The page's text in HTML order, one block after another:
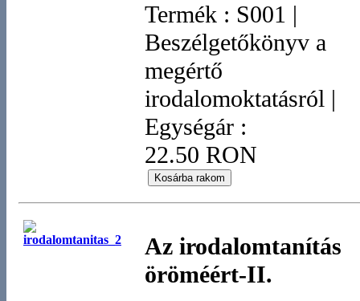
Termék : S001 |
Beszélgetőkönyv a
megértő
irodalomoktatásról |
Egységár :
22.50 RON
Az irodalomtanítás
öröméért-II.